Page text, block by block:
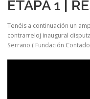
ETAPA 1 |
Tenéis a continuación un
contrarreloj inaugural
Serrano ( Fundación